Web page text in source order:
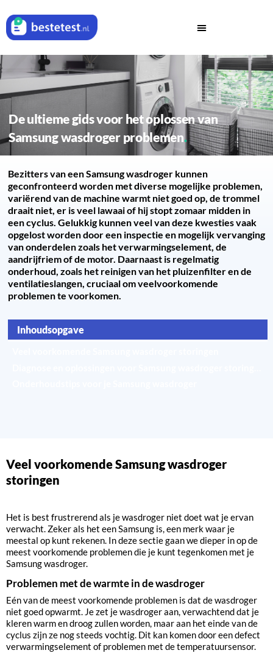
De ultieme gids voor het oplossen van
Samsung wasdroger problemen
Bezitters van een Samsung wasdroger kunnen
geconfronteerd worden met diverse mogelijke problemen,
variërend van de machine warmt niet goed op, de trommel
draait niet, er is veel lawaai of hij stopt zomaar midden in
een cyclus. Gelukkig kunnen veel van deze kwesties vaak
opgelost worden door een inspectie en mogelijk vervanging
van onderdelen zoals het verwarmingselement, de
aandrijfriem of de motor. Daarnaast is regelmatig
onderhoud, zoals het reinigen van het pluizenfilter en de
ventilatieslangen, cruciaal om veelvoorkomende
problemen te voorkomen.
Inhoudsopgave
Veel voorkomende Samsung wasdroger
storingen
Het is best frustrerend als je wasdroger niet doet wat je ervan
verwacht. Zeker als het een Samsung is, een merk waar je
meestal op kunt rekenen. In deze sectie gaan we dieper in op de
meest voorkomende problemen die je kunt tegenkomen met je
Samsung wasdroger.
Problemen met de warmte in de wasdroger
Eén van de meest voorkomende problemen is dat de wasdroger
niet goed opwarmt. Je zet je wasdroger aan, verwachtend dat je
kleren warm en droog zullen worden, maar aan het einde van de
cyclus zijn ze nog steeds vochtig. Dit kan komen door een defect
verwarmingselement of problemen met de temperatuursensor.